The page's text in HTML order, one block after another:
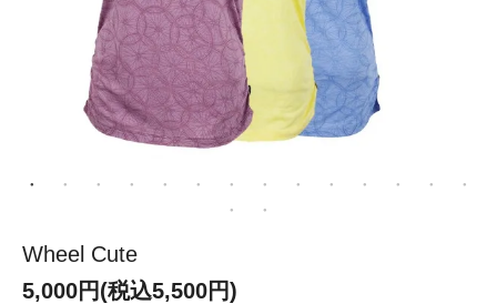
Wheel Cute
5,000円(税込5,500円)